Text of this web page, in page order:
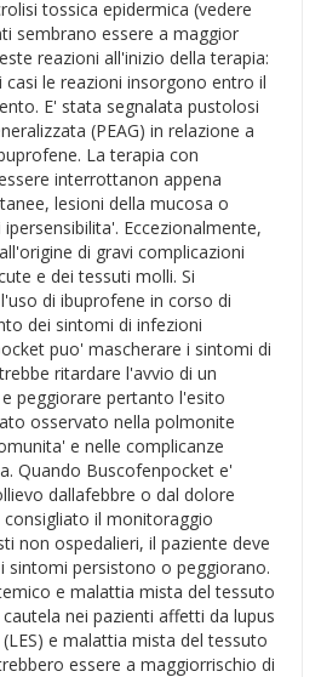
tossica epidermica (vedere
sembrano essere a maggior
reazioni all'inizio della terapia:
le reazioni insorgono entro il
E' stata segnalata pustolosi
(PEAG) in relazione a
La terapia con
interrottanon appena
lesioni della mucosa o
Eccezionalmente,
di gravi complicazioni
e dei tessuti molli. Si
di ibuprofene in corso di
dei sintomi di infezioni
puo' mascherare i sintomi di
ritardare l'avvio di un
peggiorare pertanto l'esito
osservato nella polmonite
e nelle complicanze
Quando Buscofenpocket e'
dallafebbre o dal dolore
il monitoraggio
non ospedalieri, il paziente deve
sintomi persistono o peggiorano.
e malattia mista del tessuto
nei pazienti affetti da lupus
e malattia mista del tessuto
essere a maggiorrischio di